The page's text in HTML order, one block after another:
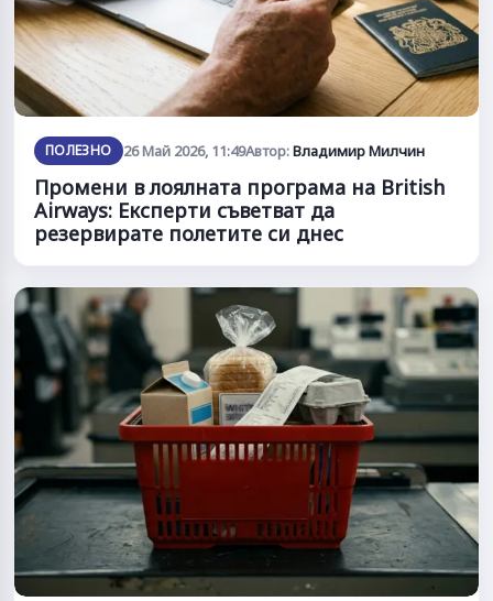
ПОЛЕЗНО 26 Май 2026, 11:49Автор:Владимир Милчин
Промени в лоялната програма на British
Airways: Експерти съветват да
резервирате полетите си днес